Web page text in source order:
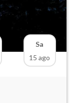
Sa
15 ago